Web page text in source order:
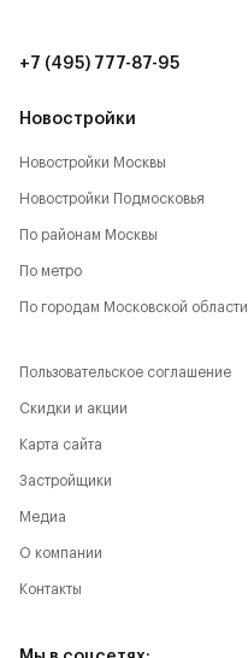
Новостройки
Новостройки Москвы
Новостройки Подмосковья
По районам Москвы
По метро
По городам Московской области
+7 (495) 777-87-95
Пользовательское соглашение
Скидки и акции
Карта сайта
Застройщики
Медиа
О компании
Контакты